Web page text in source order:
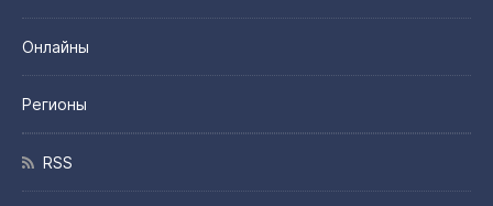
Онлайны
Регионы
RSS